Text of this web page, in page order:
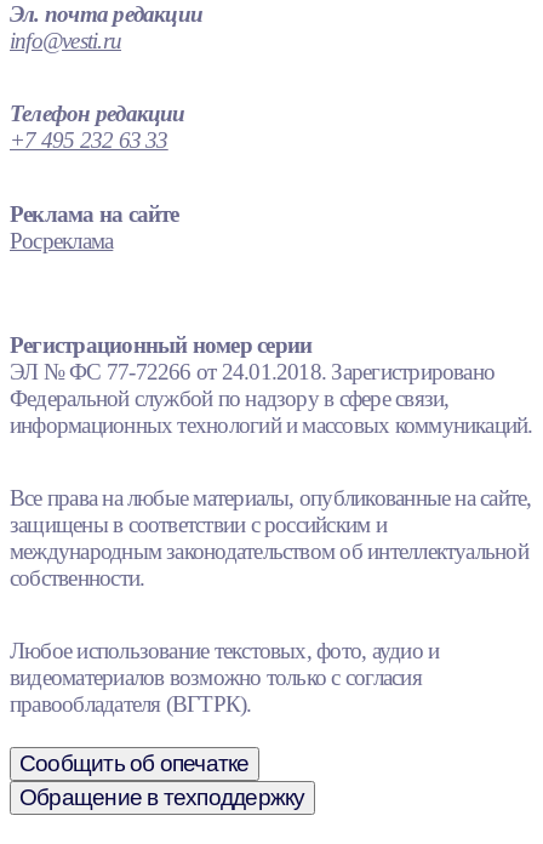
Эл. почта редакции
info@vesti.ru
Телефон редакции
+7 495 232 63 33
Реклама на сайте
Росреклама
Регистрационный номер серии
ЭЛ № ФС 77-72266 от 24.01.2018. Зарегистрировано
Федеральной службой по надзору в сфере связи,
информационных технологий и массовых коммуникаций.
Все права на любые материалы, опубликованные на сайте,
защищены в соответствии с российским и
международным законодательством об интеллектуальной
собственности.
Любое использование текстовых, фото, аудио и
видеоматериалов возможно только с согласия
правообладателя (ВГТРК).
Сообщить об опечатке
Обращение в техподдержку